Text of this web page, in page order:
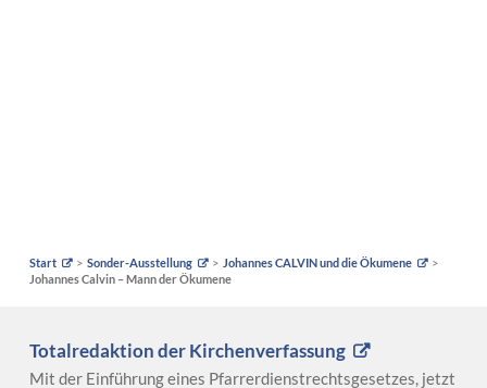
Start Sonder-Ausstellung
Johannes CALVIN und die Ökumene
Johannes Calvin – Mann der Ökumene
Totalredaktion der Kirchenverfassung
Mit der Einführung eines Pfarrerdienstrechtsgesetzes, jetzt